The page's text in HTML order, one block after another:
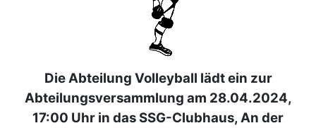
Die Abteilung Volleyball lädt ein zur
Abteilungsversammlung am 28.04.2024,
17:00 Uhr in das SSG-Clubhaus, An der